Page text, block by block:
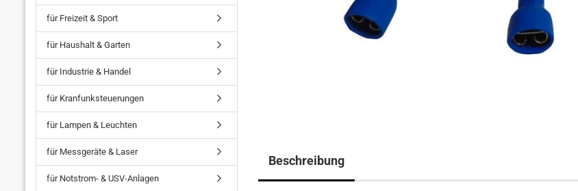
Beschreibung
für Freizeit & Sport
für Haushalt & Garten
für Industrie & Handel
für Kranfunksteuerungen
für Lampen & Leuchten
für Messgeräte & Laser
für Notstrom- & USV-Anlagen